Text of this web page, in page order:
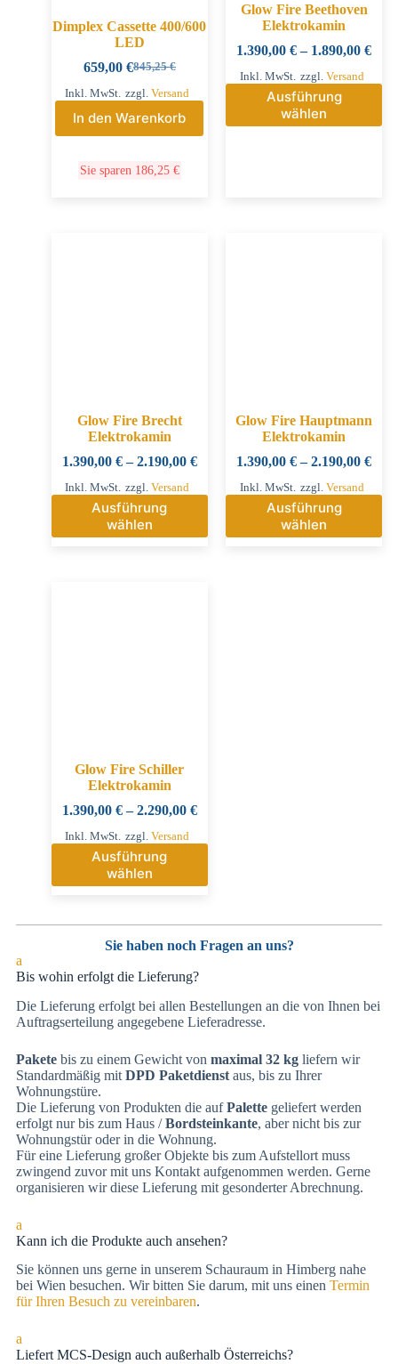
Dimplex Cassette 400/600
LED
845,25€
659,00 €
Inkl. MwSt. zzgl.Versand
In den Warenkorb
Sie sparen 186,25 €
Glow Fire Beethoven
Elektrokamin
1.390,00€ – 1.890,00€
Inkl. MwSt. zzgl. Versand
Ausführung
wählen
Glow Fire Brecht
Elektrokamin
1.390,00 € –2.190,00 €
Inkl. MwSt. zzgl.Versand
Ausführung
wählen
Glow Fire Hauptmann
Elektrokamin
1.390,00€ –2.190,00€
Inkl. MwSt. zzgl. Versand
Ausführung
wählen
Glow Fire Schiller
Elektrokamin
1.390,00 € –2.290,00 €
Inkl. MwSt. zzgl.Versand
Ausführung
wählen
Sie haben noch Fragen an uns?
a
Bis wohin erfolgt die Lieferung?
Die Lieferung erfolgt bei allen Bestellungen an die von Ihnen bei
Auftragserteilung angegebene Lieferadresse.
Paketebis zu einem Gewicht von maximal 32 kgliefern wir
Standardmäßig mitDPD Paketdienstaus, bis zu Ihrer
Wohnungstüre.
Die Lieferung von Produkten die aufPalette geliefert werden
erfolgt nur bis zum Haus /Bordsteinkante, aber nicht bis zur
Wohnungstür oder in die Wohnung.
Für eine Lieferung großer Objekte bis zum Aufstellort muss
zwingend zuvor mit uns Kontakt aufgenommen werden. Gerne
organisieren wir diese Lieferung mit gesonderter Abrechnung.
a
Kann ich die Produkte auch ansehen?
Sie können uns gerne in unserem Schauraum in Himberg nahe
bei Wien besuchen. Wir bitten Sie darum, mit uns einen Termin
für Ihren Besuch zu vereinbaren.
a
Liefert MCS-Design auch außerhalb Österreichs?